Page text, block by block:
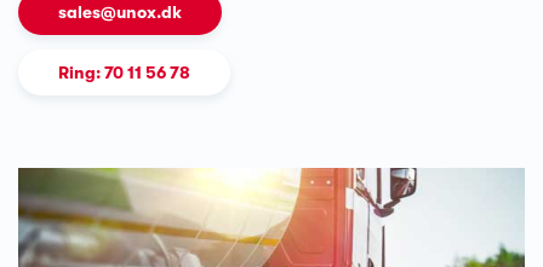
sales@unox.dk
Ring: 70 11 56 78